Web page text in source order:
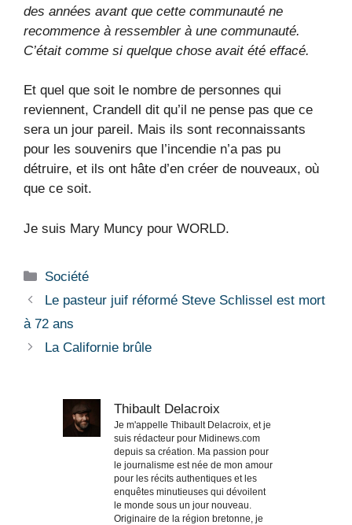
des années avant que cette communauté ne
recommence à ressembler à une communauté.
C’était comme si quelque chose avait été effacé.
Et quel que soit le nombre de personnes qui
reviennent, Crandell dit qu’il ne pense pas que ce
sera un jour pareil. Mais ils sont reconnaissants
pour les souvenirs que l’incendie n’a pas pu
détruire, et ils ont hâte d’en créer de nouveaux, où
que ce soit.
Je suis Mary Muncy pour WORLD.
Catégories
Société
Le pasteur juif réformé Steve Schlissel est mort
à 72 ans
La Californie brûle
Thibault Delacroix
Je m'appelle Thibault Delacroix, et je
suis rédacteur pour Midinews.com
depuis sa création. Ma passion pour
le journalisme est née de mon amour
pour les récits authentiques et les
enquêtes minutieuses qui dévoilent
le monde sous un jour nouveau.
Originaire de la région bretonne, je